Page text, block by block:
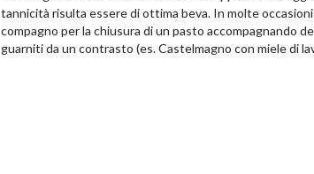
tannicità risulta essere di ottima beva. In molte
compagno per la chiusura di un pasto accompagnando
guarniti da un contrasto (es. Castelmagno con miele di